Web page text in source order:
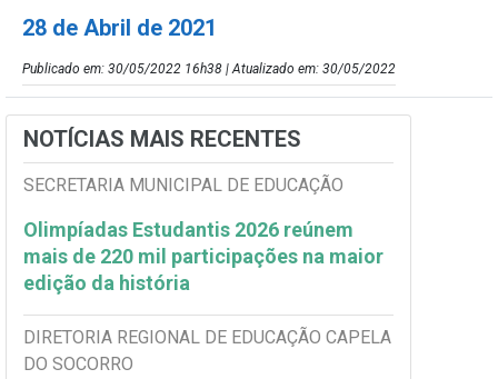
28 de Abril de 2021
Publicado em: 30/05/2022 16h38 | Atualizado em: 30/05/2022
NOTÍCIAS MAIS RECENTES
SECRETARIA MUNICIPAL DE EDUCAÇÃO
Olimpíadas Estudantis 2026 reúnem
mais de 220 mil participações na maior
edição da história
DIRETORIA REGIONAL DE EDUCAÇÃO CAPELA
DO SOCORRO